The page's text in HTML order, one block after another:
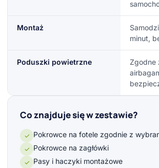
Montaż
minut,
Poduszki powietrzne
Zgodne
Co znajduje się w zestawie?
✓ Pokrowce na fotele zgodnie z
✓ Pokrowce na zagłówki
✓ Pasy i haczyki montażowe